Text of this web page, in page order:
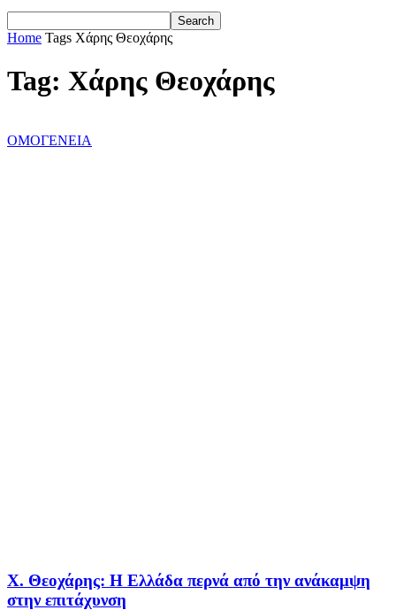
Home Tags Χάρης Θεοχάρης
Tag: Χάρης Θεοχάρης
ΟΜΟΓΕΝΕΙΑ
Χ. Θεοχάρης: Η Ελλάδα περνά από την ανάκαμψη
στην επιτάχυνση